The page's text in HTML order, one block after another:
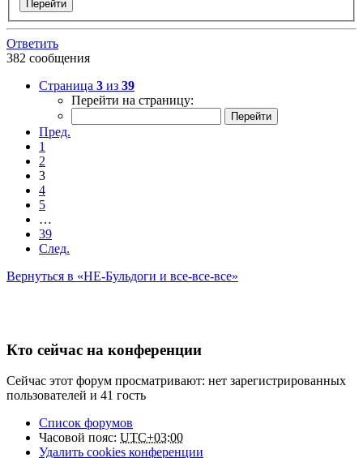
Ответить
382 сообщения
Страница 3 из 39
Перейти на страницу:
Пред.
1
2
3
4
5
…
39
След.
Вернуться в «НЕ-Бульдоги и все-все-все»
Кто сейчас на конференции
Сейчас этот форум просматривают: нет зарегистрированных
пользователей и 41 гость
Список форумов
Часовой пояс: UTC+03:00
Удалить cookies конференции